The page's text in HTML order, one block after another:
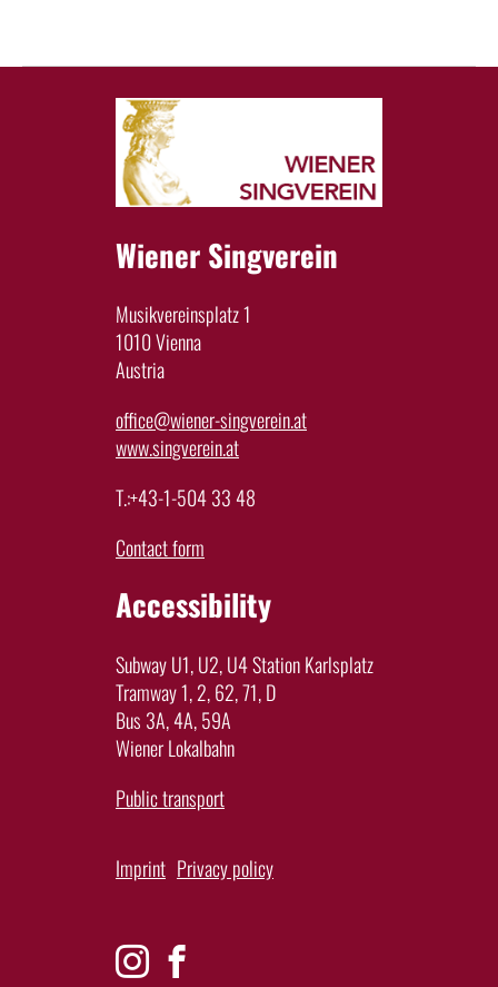
Wiener Singverein
Musikvereinsplatz 1
1010 Vienna
Austria
office@wiener-singverein.at
www.singverein.at
T.:+43-1-504 33 48
Contact form
Accessibility
Subway U1, U2, U4 Station Karlsplatz
Tramway 1, 2, 62, 71, D
Bus 3A, 4A, 59A
Wiener Lokalbahn
Public transport
Imprint Privacy policy